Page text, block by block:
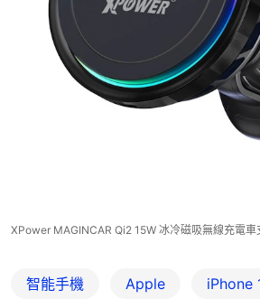
XPower MAGINCAR Qi2 15W 冰冷磁吸無線充電
智能手機 Apple iPhone